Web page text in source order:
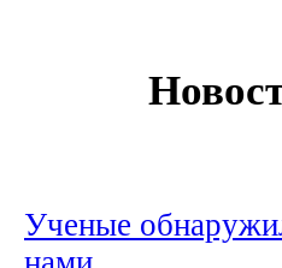
Ученые